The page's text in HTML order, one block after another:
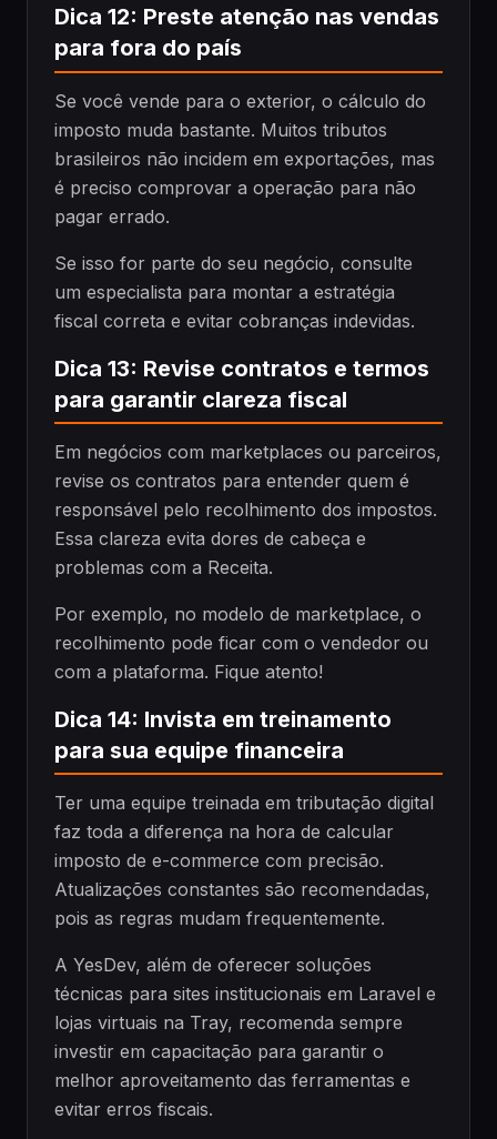
Dica 12: Preste atenção nas vendas
para fora do país
Se você vende para o exterior, o cálculo do
imposto muda bastante. Muitos tributos
brasileiros não incidem em exportações, mas
é preciso comprovar a operação para não
pagar errado.
Se isso for parte do seu negócio, consulte
um especialista para montar a estratégia
fiscal correta e evitar cobranças indevidas.
Dica 13: Revise contratos e termos
para garantir clareza fiscal
Em negócios com marketplaces ou parceiros,
revise os contratos para entender quem é
responsável pelo recolhimento dos impostos.
Essa clareza evita dores de cabeça e
problemas com a Receita.
Por exemplo, no modelo de marketplace, o
recolhimento pode ficar com o vendedor ou
com a plataforma. Fique atento!
Dica 14: Invista em treinamento
para sua equipe financeira
Ter uma equipe treinada em tributação digital
faz toda a diferença na hora de calcular
imposto de e-commerce com precisão.
Atualizações constantes são recomendadas,
pois as regras mudam frequentemente.
A YesDev, além de oferecer soluções
técnicas para sites institucionais em Laravel e
lojas virtuais na Tray, recomenda sempre
investir em capacitação para garantir o
melhor aproveitamento das ferramentas e
evitar erros fiscais.